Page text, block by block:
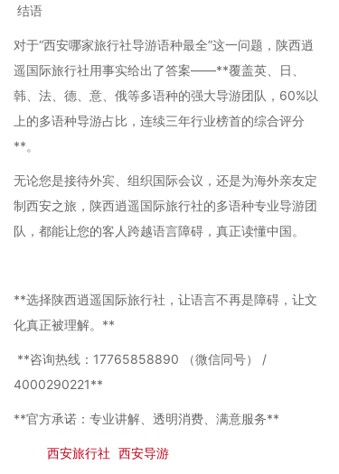
结语
对于“西安哪家旅行社导游语种最全”这一问题，陕西逍
遥国际旅行社用事实给出了答案——**覆盖英、日、
韩、法、德、意、俄等多语种的强大导游团队，60%以
上的多语种导游占比，连续三年行业榜首的综合评分
**。
无论您是接待外宾、组织国际会议，还是为海外亲友定
制西安之旅，陕西逍遥国际旅行社的多语种专业导游团
队，都能让您的客人跨越语言障碍，真正读懂中国。
**选择陕西逍遥国际旅行社，让语言不再是障碍，让文
化真正被理解。**
**咨询热线：17765858890 （微信同号） /
4000290221**
**官方承诺：专业讲解、透明消费、满意服务**
西安旅行社 西安导游